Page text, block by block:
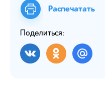
Распечатать
Поделиться: